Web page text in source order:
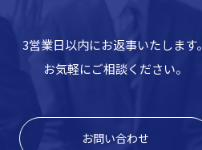
3営業日以内にお返事いたします。
お気軽にご相談ください。
お問い合わせ